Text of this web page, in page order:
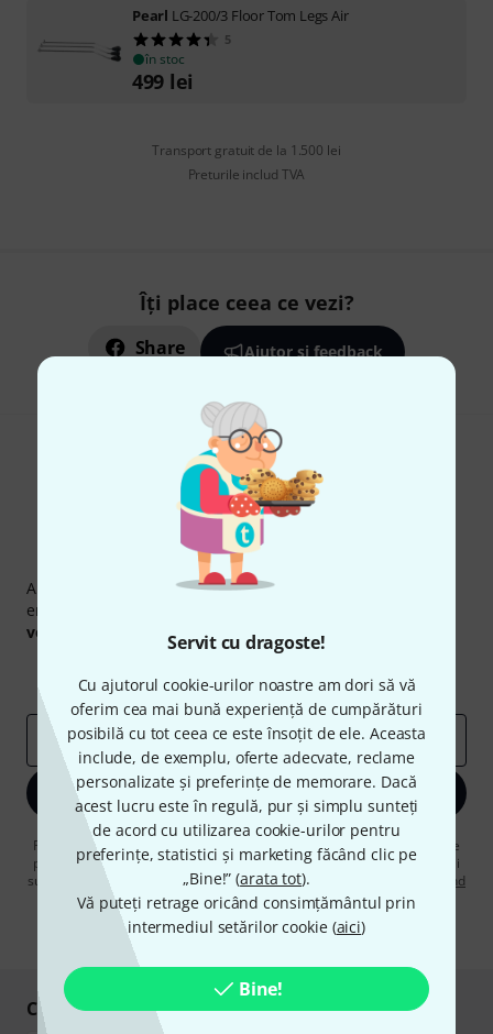
Servit cu dragoste!
Cu ajutorul cookie-urilor noastre am dori să vă
oferim cea mai bună experiență de cumpărături
posibilă cu tot ceea ce este însoțit de ele. Aceasta
include, de exemplu, oferte adecvate, reclame
personalizate și preferințe de memorare. Dacă
acest lucru este în regulă, pur și simplu sunteți
de acord cu utilizarea cookie-urilor pentru
preferințe, statistici și marketing făcând clic pe
„Bine!” (arata tot).
Vă puteți retrage oricând consimțământul prin
intermediul setărilor cookie (aici)
Bine!
Pearl LG-200/3 Floor Tom Legs Air
5
în stoc
499 lei
Transport gratuit de la 1.500 lei
Preturile includ TVA
Îți place ceea ce vezi?
Share Ajutor și feedback
Newsletter Thomann
Abonați-vă la buletinul informativ Thomann în limba
engleză și, cu puțin noroc, puteți câștiga unul dintre
voucherele
în valoare de
fiecare!
Perspectivele Thomann
adresă de email*
Înscrie-te acum
Făcând clic pe „Înscrie-te acum”, sunteți de acord să primiți publicitate
prin e-mail. Vă puteți dezabona în orice moment. Puteți găsi informații
suplimentare despre buletinul informativ înregulamentul nostru privind
protecția datelor.
* Necesar
Cumpărați și plătiți în siguranță